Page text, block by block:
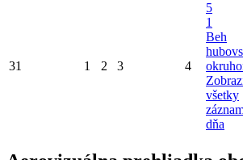
31 1 2 3 4
5
1
Beh
všetky
dňa